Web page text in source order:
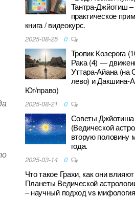
Тантра-Джйотиш
практическое
книга / видеокурс.
2025-08-25 0
Тропик Козерога
Рака (4) —
Уттара-Айана (на
лево) и Дакшина-
Юг/право)
2025-08-21 0
Советы Джйотиша
(Ведической
вторую половину
года.
2025-03-14 0
Что такое Грахи, как они
Планеты Ведической
– научный подход vs